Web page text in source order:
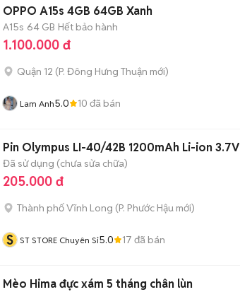
OPPO A15s 4GB 64GB Xanh
A15s 64 GB Hết bảo hành
1.100.000 đ
Quận 12 (P. Đông Hưng Thuận mới)
Lam Anh5.0 10 đã bán
Pin Olympus LI-40/42B 1200mAh Li-ion 3.7V
Đã sử dụng (chưa sửa chữa)
205.000 đ
Thành phố Vĩnh Long (P. Phước Hậu mới)
S ST STORE Chuyên Sỉ5.0 17 đã bán
Mèo Hima đực xám 5 tháng chân lùn